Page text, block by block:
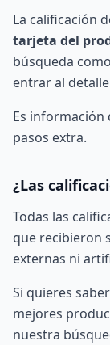
La calificación
tarjeta del
búsqueda
entrar al
Es información
pasos extra.
¿Las
Todas las
que recibieron
externas ni
Si quieres
mejores
nuestra